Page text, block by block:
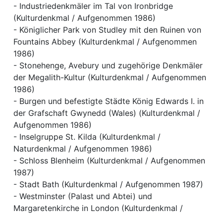
- Industriedenkmäler im Tal von Ironbridge
(Kulturdenkmal / Aufgenommen 1986)
- Königlicher Park von Studley mit den Ruinen von
Fountains Abbey (Kulturdenkmal / Aufgenommen
1986)
- Stonehenge, Avebury und zugehörige Denkmäler
der Megalith-Kultur (Kulturdenkmal / Aufgenommen
1986)
- Burgen und befestigte Städte König Edwards I. in
der Grafschaft Gwynedd (Wales) (Kulturdenkmal /
Aufgenommen 1986)
- Inselgruppe St. Kilda (Kulturdenkmal /
Naturdenkmal / Aufgenommen 1986)
- Schloss Blenheim (Kulturdenkmal / Aufgenommen
1987)
- Stadt Bath (Kulturdenkmal / Aufgenommen 1987)
- Westminster (Palast und Abtei) und
Margaretenkirche in London (Kulturdenkmal /